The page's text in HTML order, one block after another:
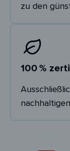
zu den
100 %